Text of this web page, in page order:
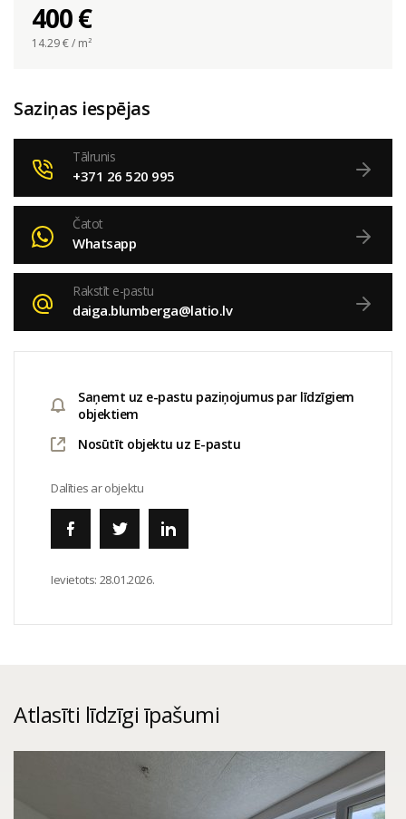
400 €
14.29€ / m²
Saziņas iespējas
Tālrunis
+371 26 520 995
Čatot
Whatsapp
Rakstīt e-pastu
daiga.blumberga@latio.lv
Saņemt uz e-pastu paziņojumus par līdzīgiem
objektiem
Nosūtīt objektu uz E-pastu
Dalīties ar objektu
Ievietots: 28.01.2026.
Atlasīti līdzīgi īpašumi